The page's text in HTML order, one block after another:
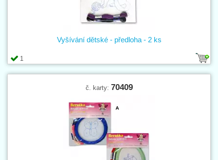
1
Vyšívání dětské - předloha - 2 ks
č. karty: 70409